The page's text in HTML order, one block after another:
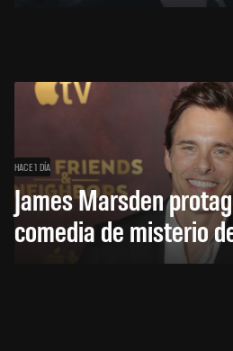
HACE 1 DÍA
James Marsden
comedia de misterio